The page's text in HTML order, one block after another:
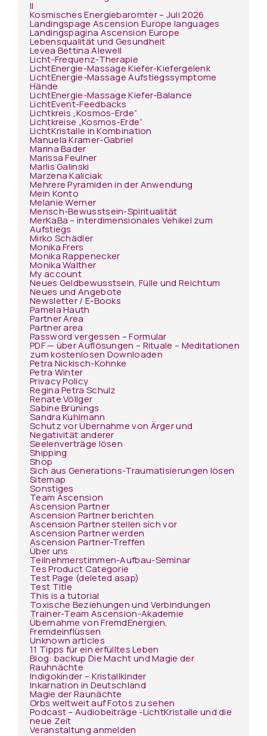
II
Kosmisches Energiebaromter – Juli 2026
Landingspage Ascension Europe languages
Landingspagina Ascension Europe
Lebensqualität und Gesundheit
Levea Bettina Alewell
Licht-Frequenz-Therapie
LichtEnergie-Massage Kiefer-Kiefergelenk
LichtEnergie-Massage Aufstiegssymptome
Hände
LichtEnergie-Massage Kiefer-Balance
LichtEvent-Feedbacks
Lichtkreis „Kosmos-Erde“
Lichtkreise „Kosmos-Erde“
LichtKristalle in Kombination
Manuela Kramer-Gabriel
Marina Bader
Marissa Feulner
Marlis Galinski
Marzena Kaliciak
Mehrere Pyramiden in der Anwendung
Mein Konto
Melanie Werner
Mensch-Bewusstsein-Spiritualität
MerKaBa – interdimensionales Vehikel zum
Aufstiegs
Mirko Schädler
Monika Frers
Monika Rappenecker
Monika Walther
My account
Neues Geldbewusstsein, Fülle und Reichtum
Neues und Angebote
Newsletter / E-Books
Pamela Hauth
Partner Area
Partner area
Password vergessen – Formular
PDF — über Auflösungen – Rituale – Meditationen
zum kostenlosen Downloaden
Petra Nickisch-Kohnke
Petra Winter
Privacy Policy
Regina Petra Schulz
Renate Völlger
Sabine Brünings
Sandra Kuhlmann
Schutz vor Übernahme von Ärger und
Negativität anderer
Seelenverträge lösen
Shipping
Shop
Sich aus Generations-Traumatisierungen lösen
Sitemap
Sonstiges
Team Ascension
Ascension Partner
Ascension Partner berichten
Ascension Partner stellen sich vor
Ascension Partner werden
Ascension Partner-Treffen
Über uns
Teilnehmerstimmen-Aufbau-Seminar
Tes Product Categorie
Test Page (deleted asap)
Test Title
This is a tutorial
Toxische Beziehungen und Verbindungen
Trainer-Team Ascension-Akademie
Übernahme von FremdEnergien,
Fremdeinflüssen
Unknown articles
11 Tipps für ein erfülltes Leben
Blog: backup Die Macht und Magie der
Rauhnächte
Indigokinder – Kristallkinder
Inkarnation in Deutschland
Magie der Raunächte
Orbs weltweit auf Fotos zu sehen
Podcast – Audiobeiträge -LichtKristalle und die
neue Zeit
Veranstaltung anmelden